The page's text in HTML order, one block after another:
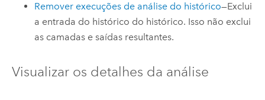
Remover execuções de análise do histórico—Exclui
a entrada do histórico do histórico. Isso não exclui
as camadas e saídas resultantes.
Visualizar os detalhes da análise